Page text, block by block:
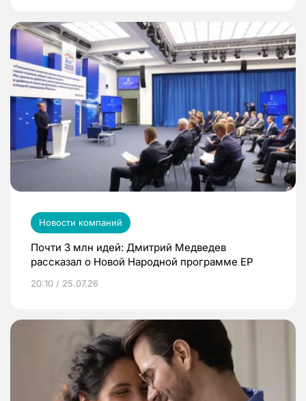
Новости компаний
Почти 3 млн идей: Дмитрий Медведев
рассказал о Новой Народной программе ЕР
20:10 / 25.07.26